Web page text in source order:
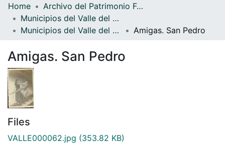
Home
Archivo del Patrimonio Fotográfico y Fílmico del Valle del Cauca
Municipios del Valle del Cauca
Municipios del Valle del Cauca
Amigas. San Pedro
Amigas. San Pedro
Files
VALLE000062.jpg (353.82 KB)